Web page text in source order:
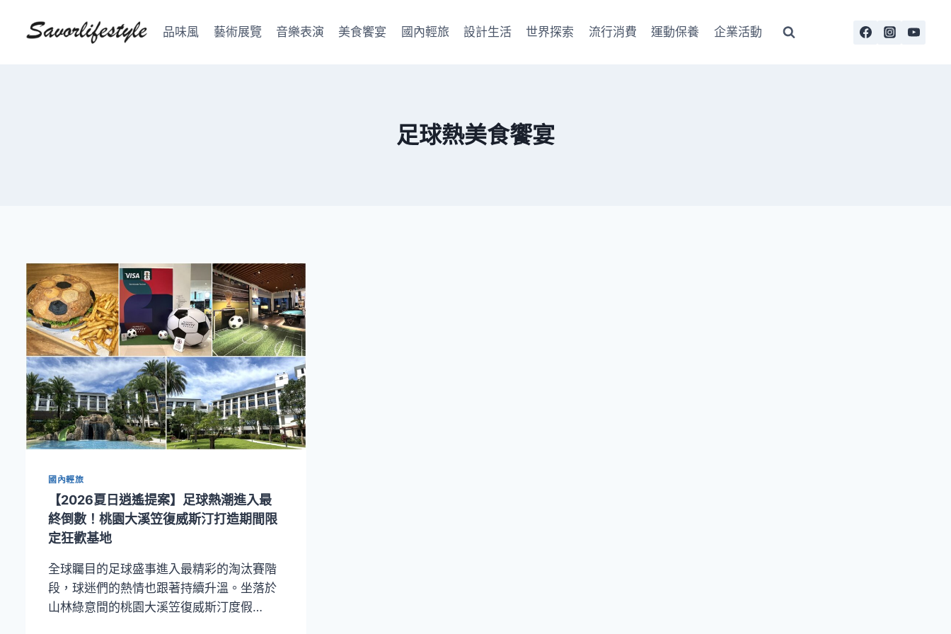
品味風 藝術展覽 音樂表演 美食饗宴 國內輕旅 設計生活 世界探索 流行消費 運動保養 企業活動
足球熱美食饗宴
國內輕旅
【2026夏日逍遙提案】足球熱潮進入最
終倒數！桃園大溪笠復威斯汀打造期間限
定狂歡基地
全球矚目的足球盛事進入最精彩的淘汰賽階
段，球迷們的熱情也跟著持續升溫。坐落於
山林綠意間的桃園大溪笠復威斯汀度假…